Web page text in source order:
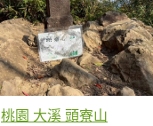
桃園 大溪 頭寮山